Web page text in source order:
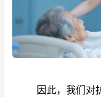
因此，我们对护